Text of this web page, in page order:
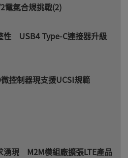
電氣合規挑戰(2)
性 USB4 Type-C連接器升級
控制器現支援UCSI規範
湧現 M2M模組廠擴張LTE產品